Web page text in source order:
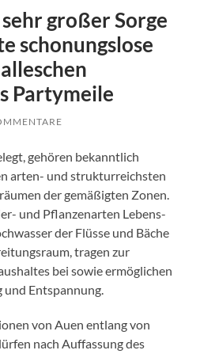
großer Sorge
schonungslose
Partymeile
gehören bekanntlich
arten- und strukturreichsten
der gemäßigten Zonen.
und Pflanzenarten Lebens-
der Flüsse und Bäche
tragen zur
bei sowie ermöglichen
und Entspannung.
von Auen entlang von
nach Auffassung des